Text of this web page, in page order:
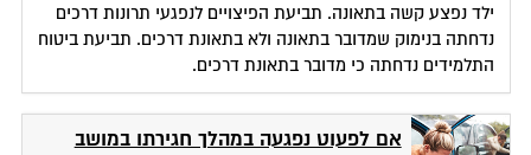
ילד נפצע קשה בתאונה. תביעת הפיצויים לנפגעי תרונות דרכים
נדחתה בנימוק שמדובר בתאונה ולא בתאונת דרכים. תביעת ביטוח
התלמידים נדחתה כי מדובר בתאונת דרכים.
אם לפעוט נפגעה במהלך חגירתו במושב